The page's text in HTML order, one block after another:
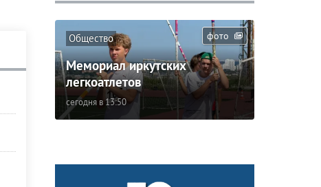
фото
Общество
Мемориал иркутских
легкоатлетов
сегодня в 13:50